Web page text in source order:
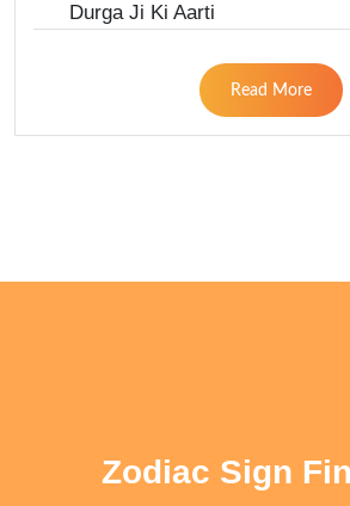
Durga Ji Ki Aarti
Read More
Zodiac Sign